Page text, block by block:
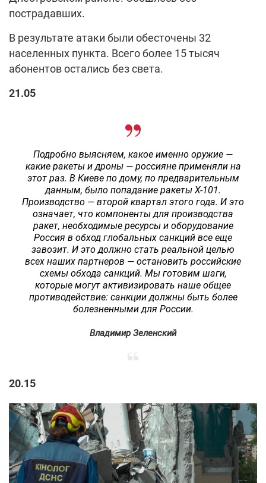
пострадавших.
В результате атаки были обесточены 32
населенных пункта. Всего более 15 тысяч
абонентов остались без света.
21.05
Подробно выясняем, какое именно оружие —
какие ракеты и дроны — россияне применяли на
этот раз. В Киеве по дому, по предварительным
данным, было попадание ракеты Х-101.
Производство — второй квартал этого года. И это
означает, что компоненты для производства
ракет, необходимые ресурсы и оборудование
Россия в обход глобальных санкций все еще
завозит. И это должно стать реальной целью
всех наших партнеров — остановить российские
схемы обхода санкций. Мы готовим шаги,
которые могут активизировать наше общее
противодействие: санкции должны быть более
болезненными для России.
Владимир Зеленский
20.15